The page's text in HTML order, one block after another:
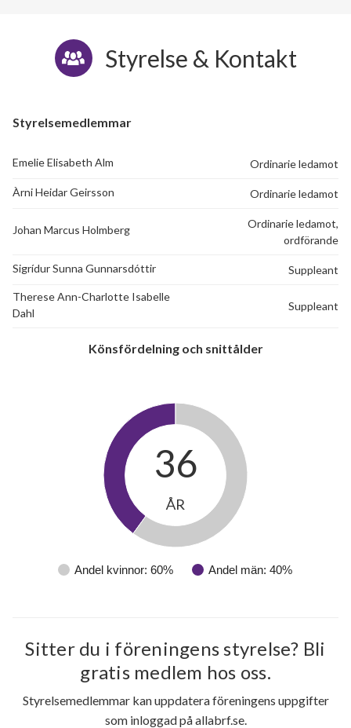
1
lägenhet
Styrelse & Kontakt
Styrelsemedlemmar
Emelie Elisabeth Alm Ordinarie ledamot
Àrni Heidar Geirsson Ordinarie ledamot
Johan Marcus Holmberg
Ordinarie ledamot,
ordförande
Sigrídur Sunna Gunnarsdóttir
Suppleant
Therese Ann-Charlotte Isabelle
Dahl
Suppleant
Könsfördelning och snittålder
Andel kvinnor: 60% Andel män: 40%
36
ÅR
Sitter du i föreningens styrelse? Bli
gratis medlem hos oss.
Styrelsemedlemmar kan uppdatera föreningens uppgifter
som inloggad på allabrf.se.